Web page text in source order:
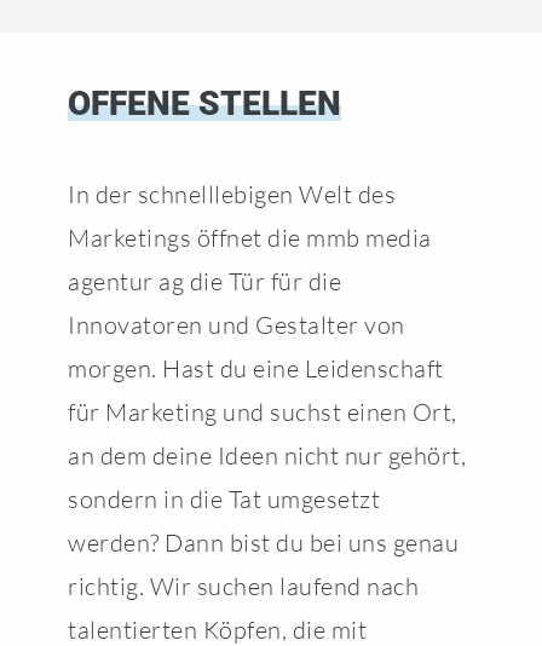
OFFENE STELLEN
In der schnelllebigen Welt des
Marketings öffnet die mmb media
agentur ag die Tür für die
Innovatoren und Gestalter von
morgen. Hast du eine Leidenschaft
für Marketing und suchst einen Ort,
an dem deine Ideen nicht nur gehört,
sondern in die Tat umgesetzt
werden? Dann bist du bei uns genau
richtig. Wir suchen laufend nach
talentierten Köpfen, die mit